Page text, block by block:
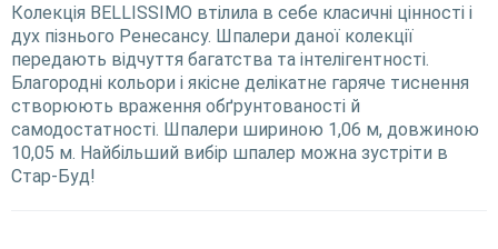
Колекція BELLISSIMO втілила в себе класичні цінності і
дух пізнього Ренесансу. Шпалери даної колекції
передають відчуття багатства та інтелігентності.
Благородні кольори і якісне делікатне гаряче тиснення
створюють враження обґрунтованості й
самодостатності. Шпалери шириною 1,06 м, довжиною
10,05 м. Найбільший вибір шпалер можна зустріти в
Стар-Буд!